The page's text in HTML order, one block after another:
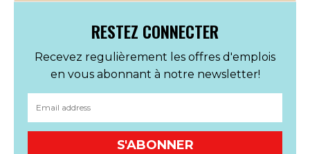
RESTEZ CONNECTER
Recevez regulièrement les offres d'emplois
en vous abonnant à notre newsletter!
S'ABONNER